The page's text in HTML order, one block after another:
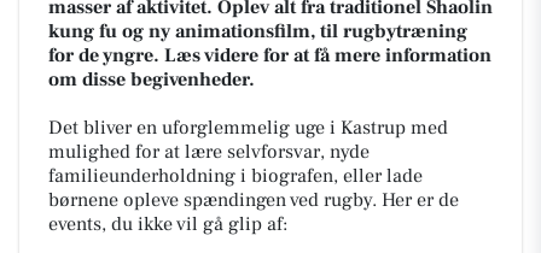
masser af aktivitet. Oplev alt fra traditionel Shaolin
kung fu og ny animationsfilm, til rugbytræning
for de yngre. Læs videre for at få mere information
om disse begivenheder.
Det bliver en uforglemmelig uge i Kastrup med
mulighed for at lære selvforsvar, nyde
familieunderholdning i biografen, eller lade
børnene opleve spændingen ved rugby. Her er de
events, du ikke vil gå glip af: